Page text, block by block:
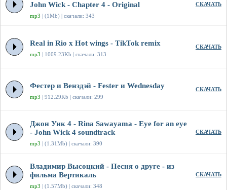
John Wick - Chapter 4 - Original
mp3 | (1Mb) | скачали: 343
СКАЧАТЬ
Real in Rio x Hot wings - TikTok remix
mp3 | 1009.23Kb | скачали: 313
СКАЧАТЬ
Фестер и Венздэй - Fester и Wednesday
mp3 | 912.29Kb | скачали: 299
СКАЧАТЬ
Джон Уик 4 - Rina Sawayama - Eye for an eye
- John Wick 4 soundtrack
mp3 | (1.31Mb) | скачали: 390
СКАЧАТЬ
Владимир Высоцкий - Песня о друге - из
фильма Вертикаль
mp3 | (1.57Mb) | скачали: 348
СКАЧАТЬ